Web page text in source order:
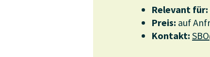
Relevant für:
Preis: auf
Kontakt: